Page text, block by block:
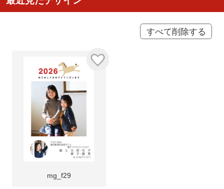
すべて削除する
mg_f29